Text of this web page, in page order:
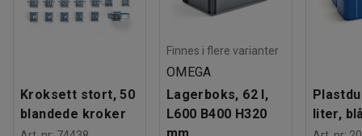
Kvalitets- og miljømerking
Byggvarubedömd ID: 148156
Kroksett stort, 50
blandede kroker
Finnes i flere varianter
OMEGA
Lagerboks, 62 l,
L600 B400 H320
liter,